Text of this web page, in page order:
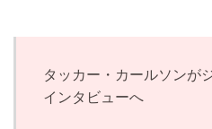
タッカー・カールソンが
インタビューへ